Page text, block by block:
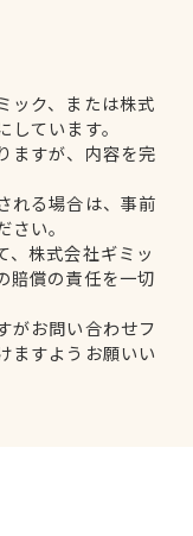
ック、または株式
ています。
ますが、内容を完
れる場合は、事前
い。
、株式会社ギミッ
賠償の責任を一切
がお問い合わせフ
ますようお願いい